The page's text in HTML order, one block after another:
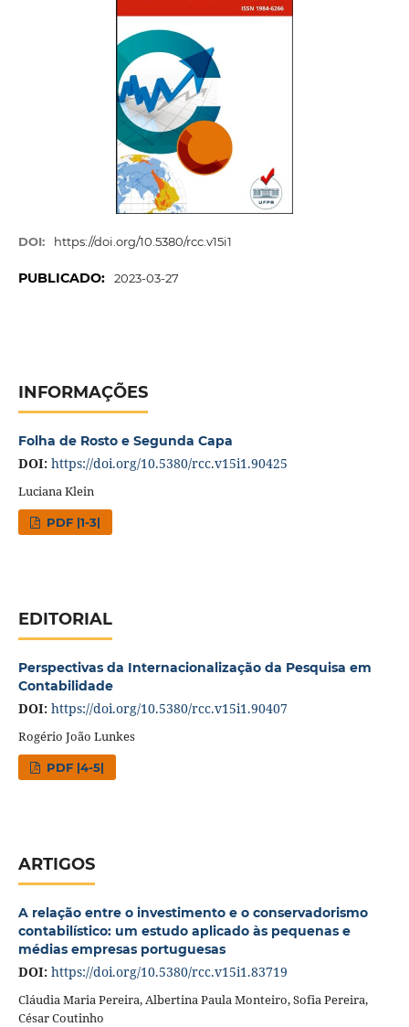
DOI: https://doi.org/10.5380/rcc.v15i1
PUBLICADO: 2023-03-27
INFORMAÇÕES
Folha de Rosto e Segunda Capa
DOI: https://doi.org/10.5380/rcc.v15i1.90425
Luciana Klein
PDF |1-3|
EDITORIAL
Perspectivas da Internacionalização da Pesquisa em
Contabilidade
DOI: https://doi.org/10.5380/rcc.v15i1.90407
Rogério João Lunkes
PDF |4-5|
ARTIGOS
A relação entre o investimento e o conservadorismo
contabilístico: um estudo aplicado às pequenas e
médias empresas portuguesas
DOI: https://doi.org/10.5380/rcc.v15i1.83719
Cláudia Maria Pereira, Albertina Paula Monteiro, Sofia Pereira,
César Coutinho